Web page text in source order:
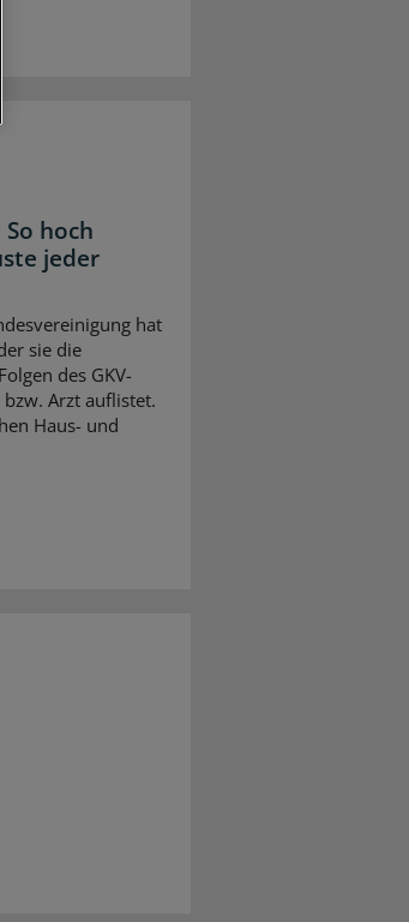
hoch
jeder
hat
sie die
des GKV-
Arzt auflistet.
Haus- und